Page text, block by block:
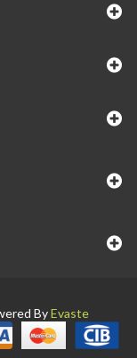
ByEvaste